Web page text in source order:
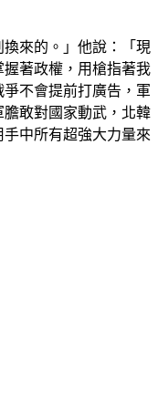
來的。」他說：「現
著政權，用槍指著我
不會提前打廣告，軍
敢對國家動武，北韓
中所有超強大力量來